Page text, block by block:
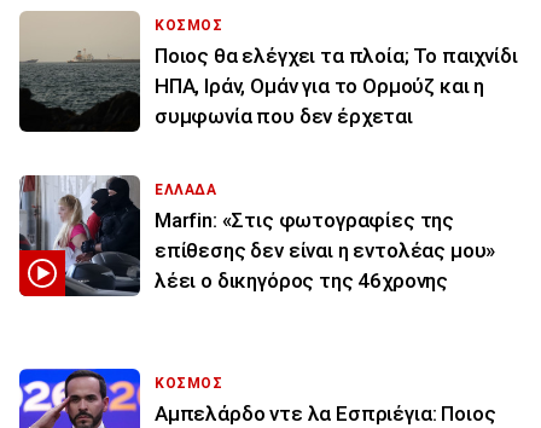
ΚΟΣΜΟΣ
Ποιος θα ελέγχει τα πλοία; Το παιχνίδι
ΗΠΑ, Ιράν, Ομάν για το Ορμούζ και η
συμφωνία που δεν έρχεται
ΕΛΛΑΔΑ
Marfin: «Στις φωτογραφίες της
επίθεσης δεν είναι η εντολέας μου»
λέει ο δικηγόρος της 46χρονης
ΚΟΣΜΟΣ
Αμπελάρδο ντε λα Εσπριέγια: Ποιος